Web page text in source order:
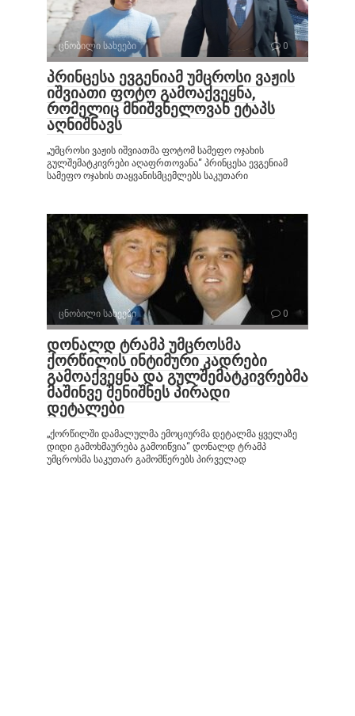
ცნობილი სახეები 0
პრინცესა ევგენიამ უმცროსი ვაჟის
იშვიათი ფოტო გამოაქვეყნა,
რომელიც მნიშვნელოვან ეტაპს
აღნიშნავს
„უმცროსი ვაჟის იშვიათმა ფოტომ სამეფო ოჯახის
გულშემატკივრები აღაფრთოვანა“ პრინცესა ევგენიამ
სამეფო ოჯახის თაყვანისმცემლებს საკუთარი
ცნობილი სახეები 0
დონალდ ტრამპ უმცროსმა
ქორწილის ინტიმური კადრები
გამოაქვეყნა და გულშემატკივრებმა
მაშინვე შენიშნეს პირადი
დეტალები
„ქორწილში დამალულმა ემოციურმა დეტალმა ყველაზე
დიდი გამოხმაურება გამოიწვია“ დონალდ ტრამპ
უმცროსმა საკუთარ გამომწერებს პირველად